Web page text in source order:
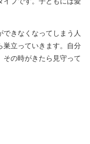
きなくなってしまう人
巣立っていきます。自分
その時がきたら見守って